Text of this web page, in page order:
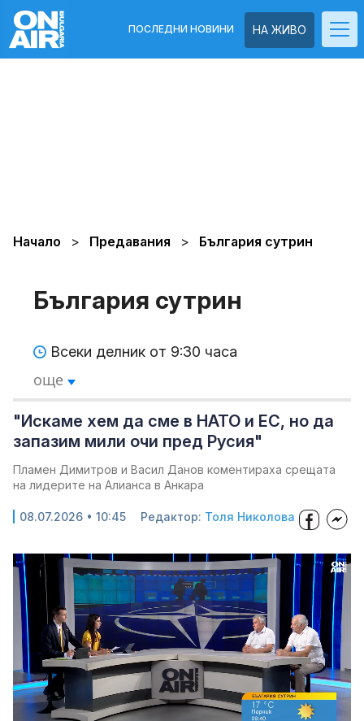
НА ЖИВО
ПОСЛЕДНИ НОВИНИ
Начало Предавания България сутрин
България сутрин
Всеки делник от 9:30 часа
още
"Искаме хем да сме в НАТО и ЕС, но да
запазим мили очи пред Русия"
Пламен Димитров и Васил Данов коментираха срещата
на лидерите на Алианса в Анкара
08.07.2026 • 10:45 Редактор: Толя Николова